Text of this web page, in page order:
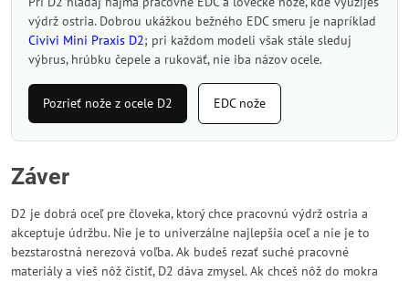
výdrž ostria. Dobrou ukážkou bežného EDC smeru je napríklad
Civivi Mini Praxis D2; pri každom modeli však stále sleduj
výbrus, hrúbku čepele a rukoväť, nie iba názov ocele.
Pozrieť nože z ocele D2 EDC nože
Záver
D2 je dobrá oceľ pre človeka, ktorý chce pracovnú výdrž ostria a
akceptuje údržbu. Nie je to univerzálne najlepšia oceľ a nie je to
bezstarostná nerezová voľba. Ak budeš rezať suché pracovné
materiály a vieš nôž čistiť, D2 dáva zmysel. Ak chceš nôž do mokra